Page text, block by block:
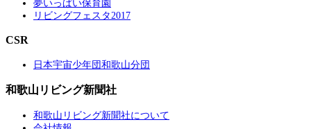
夢いっぱい保育園
リビングフェスタ2017
CSR
日本宇宙少年団和歌山分団
和歌山リビング新聞社
和歌山リビング新聞社について